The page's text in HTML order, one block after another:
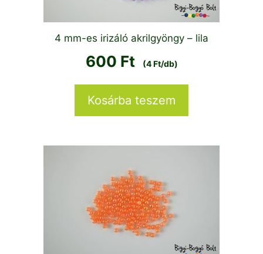
4 mm-es irizáló akrilgyöngy – lila
600 Ft (4 Ft/db)
Kosárba teszem